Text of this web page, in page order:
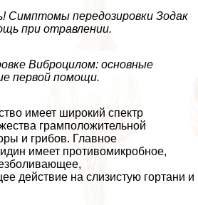
Симптомы передозировки Зодак
при отравлении.
Виброцилом: основные
первой помощи.
имеет широкий спектр
грамположительной
и грибов. Главное
имеет противомикробное,
действие на слизистую гортани и